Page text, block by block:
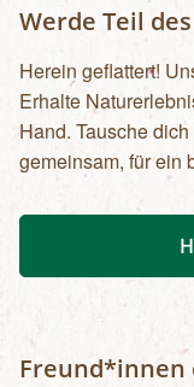
Werde Teil
Herein geflattert!
Erhalte
Hand. Tausche
gemeinsam, für ein
Freund*innen